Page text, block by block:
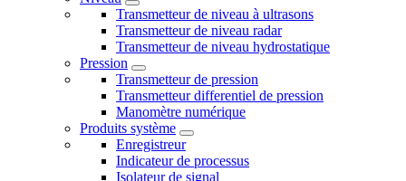
Transmetteur de niveau à ultrasons
Transmetteur de niveau radar
Transmetteur de niveau hydrostatique
Pression
Transmetteur de pression
Transmetteur differentiel de pression
Manomètre numérique
Produits système
Enregistreur
Indicateur de processus
Isolateur de signal